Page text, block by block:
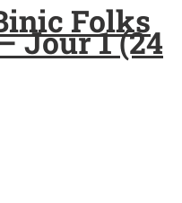
Folks
Jour 1 (24